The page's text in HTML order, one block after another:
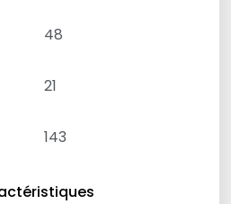
48
21
143